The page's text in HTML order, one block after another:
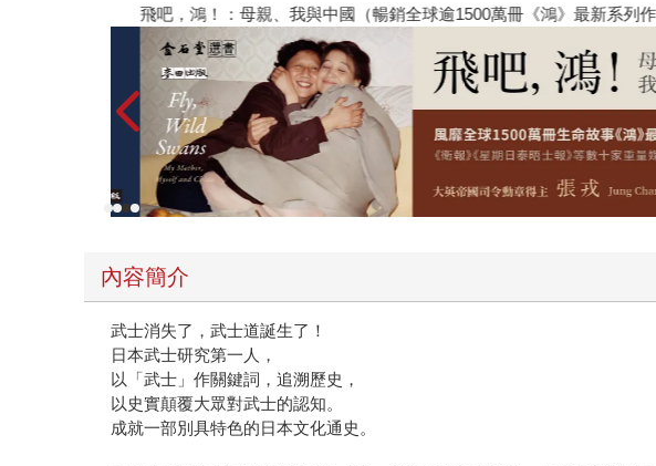
飛吧，鴻！：母親、我與中國（暢銷全球逾1500萬冊《鴻》最新系列作）
內容簡介
武士消失了，武士道誕生了！
日本武士研究第一人，
以「武士」作關鍵詞，追溯歷史，
以史實顛覆大眾對武士的認知。
成就一部別具特色的日本文化通史。